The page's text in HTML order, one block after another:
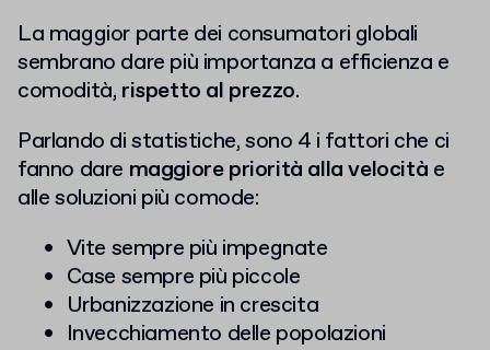
La maggior parte dei consumatori globali
sembrano dare più importanza a efficienza e
comodità, rispetto al prezzo.
Parlando di statistiche, sono 4 i fattori che ci
fanno dare maggiore priorità alla velocità e
alle soluzioni più comode:
Vite sempre più impegnate
Case sempre più piccole
Urbanizzazione in crescita
Invecchiamento delle popolazioni